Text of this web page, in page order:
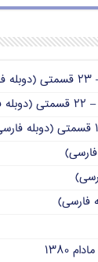
فارسی)
فارسی)
۱۳۸۰